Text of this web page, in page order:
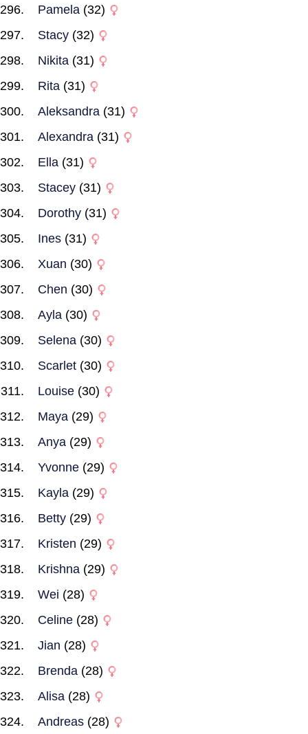
Pamela (32)
Stacy (32)
Nikita (31)
Rita (31)
Aleksandra (31)
Alexandra (31)
Ella (31)
Stacey (31)
Dorothy (31)
Ines (31)
Xuan (30)
Chen (30)
Ayla (30)
Selena (30)
Scarlet (30)
Louise (30)
Maya (29)
Anya (29)
Yvonne (29)
Kayla (29)
Betty (29)
Kristen (29)
Krishna (29)
Wei (28)
Celine (28)
Jian (28)
Brenda (28)
Alisa (28)
Andreas (28)